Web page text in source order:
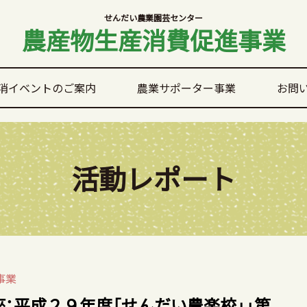
せんだい農業園芸センター
農産物生産消費促進事業
イベントのご案内 農業サポーター事業 お問
活動レポート
業